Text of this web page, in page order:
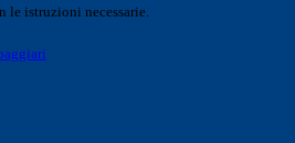
le istruzioni necessarie.